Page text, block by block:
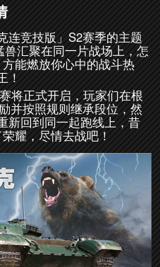
竞技版」S2赛季的主题
兽汇聚在同一片战场上，怎
能燃放你心中的战斗热
！
正式开启，玩家们在根
并按照规则继承段位，然
新回到同一起跑线上，昔
耀，尽情去战吧！